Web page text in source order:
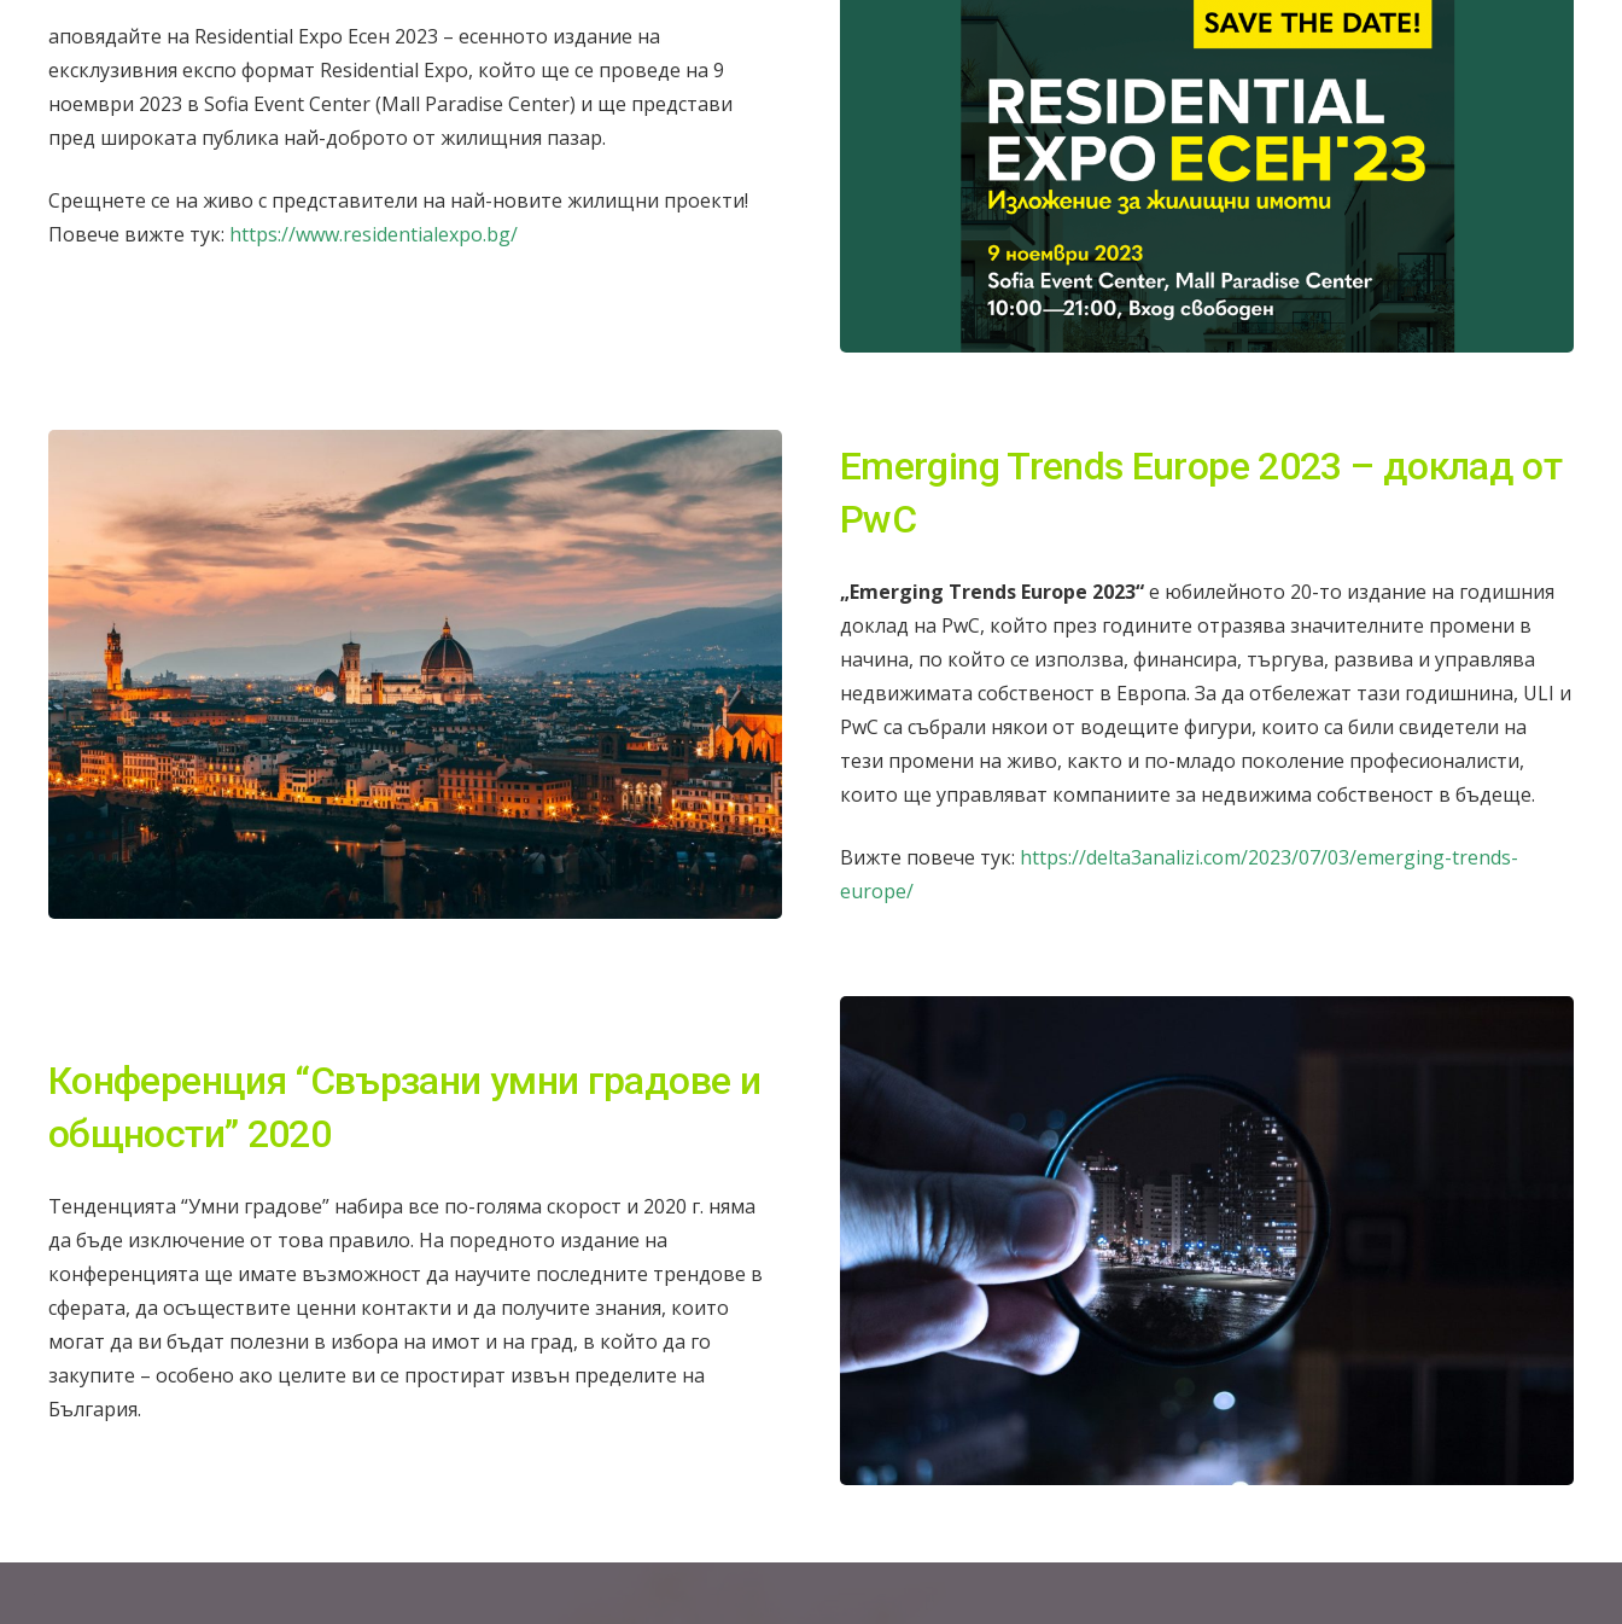
аповядайте на Residential Expo Есен 2023 – есенното издание на
ексклузивния експо формат Residential Expo, който ще се проведе на 9
ноември 2023 в Sofia Event Center (Mall Paradise Center) и ще представи
пред широката публика най-доброто от жилищния пазар.
Срещнете се на живо с представители на най-новите жилищни проекти!
Повече вижте тук: https://www.residentialexpo.bg/
Emerging Trends Europe 2023 – доклад от
PwC
„Emerging Trends Europe 2023“е юбилейното 20-то издание на годишния
доклад на PwC, който през годините отразява значителните промени в
начина, по който се използва, финансира, търгува, развива и управлява
недвижимата собственост в Европа. За да отбележат тази годишнина, ULI и
PwC са събрали някои от водещите фигури, които са били свидетели на
тези промени на живо, както и по-младо поколение професионалисти,
които ще управляват компаниите за недвижима собственост в бъдеще.
Вижте повече тук: https://delta3analizi.com/2023/07/03/emerging-trends-
europe/
Конференция “Свързани умни градове и
общности” 2020
Тенденцията “Умни градове” набира все по-голяма скорост и 2020 г. няма
да бъде изключение от това правило. На поредното издание на
конференцията ще имате възможност да научите последните трендове в
сферата, да осъществите ценни контакти и да получите знания, които
могат да ви бъдат полезни в избора на имот и на град, в който да го
закупите – особено ако целите ви се простират извън пределите на
България.